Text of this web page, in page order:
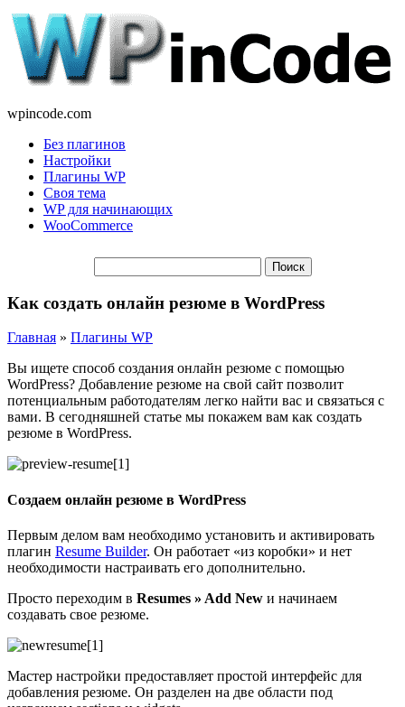
wpincode.com
Без плагинов
Настройки
Плагины WP
Своя тема
WP для начинающих
WooCommerce
Как создать онлайн резюме в WordPress
Главная » Плагины WP
Вы ищете способ создания онлайн резюме с помощью
WordPress? Добавление резюме на свой сайт позволит
потенциальным работодателям легко найти вас и связаться с
вами. В сегодняшней статье мы покажем вам как создать
резюме в WordPress.
Создаем онлайн резюме в WordPress
Первым делом вам необходимо установить и активировать
плагин Resume Builder. Он работает «из коробки» и нет
необходимости настраивать его дополнительно.
Просто переходим в Resumes » Add New и начинаем
создавать свое резюме.
Мастер настройки предоставляет простой интерфейс для
добавления резюме. Он разделен на две области под